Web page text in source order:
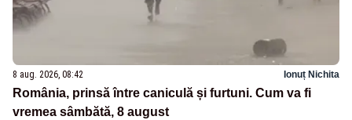
8 aug. 2026, 08:42 Ionuț Nichita
România, prinsă între caniculă și furtuni. Cum va fi
vremea sâmbătă, 8 august